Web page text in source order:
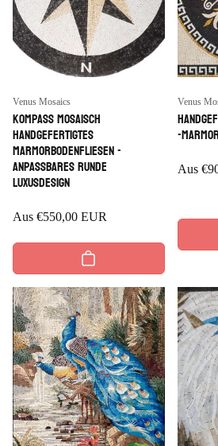
Anbieter:
Venus Mosaics
Kompass mosaisch
handgefertigtes
Marmorbodenfliesen -
anpassbares runde
Luxusdesign
Regulärer
Aus €550,00 EUR
Venus
-
Aus